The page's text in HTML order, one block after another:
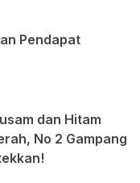
Pendapat
dan Hitam
No 2 Gampang